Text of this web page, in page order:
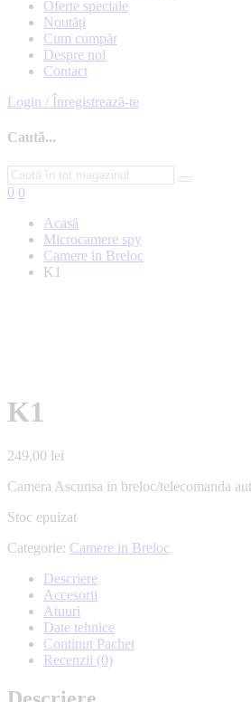
Oferte speciale
Noutăți
Cum cumpăr
Despre noi
Contact
Login / Înregistrează-te
Caută...
0 0
Acasă
Microcamere spy
Camere in Breloc
K1
K1
249,00 lei
Camera Ascunsa in breloc/telecomanda
Stoc epuizat
Categorie: Camere in Breloc
Descriere
Accesorii
Atuuri
Date tehnice
Continut Pachet
Recenzii (0)